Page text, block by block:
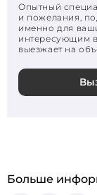
Опытный
и пожелания,
именно для
интересующим
выезжает на
Больше